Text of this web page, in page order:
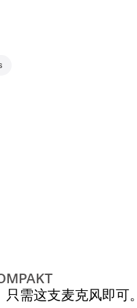
只需这支麦克风即可。